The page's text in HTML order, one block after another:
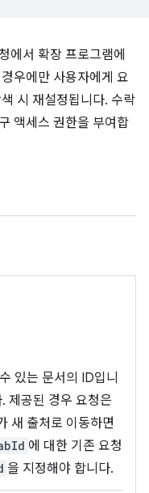
에서 확장 프로그램에
우에만 사용자에게 요
시 재설정됩니다. 수락
액세스 권한을 부여합
있는 문서의 ID입니
제공된 경우 요청은
새 출처로 이동하면
에 대한 기존 요청
을 지정해야 합니다.